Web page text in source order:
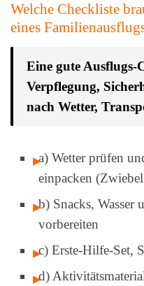
Welche Checkliste
eines
Eine gute Ausflugs-
Verpflegung,
nach Wetter,
a) Wetter prüfen
einpacken
b) Snacks, Wasser
vorbereiten
c) Erste-Hilfe-Set,
d)